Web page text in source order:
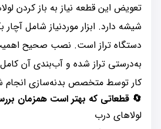
تعویض این قطعه نیاز به باز کردن
شیشه دارد. ابزار موردنیاز شامل
دستگاه تراز است. نصب صحیح
به‌درستی تراز شده و آب‌بندی آن
کار توسط متخصص بدنه‌سازی انجام
🔄 قطعاتی که بهتر است همزمان
لولاهای درب